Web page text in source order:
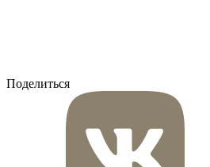
Поделиться